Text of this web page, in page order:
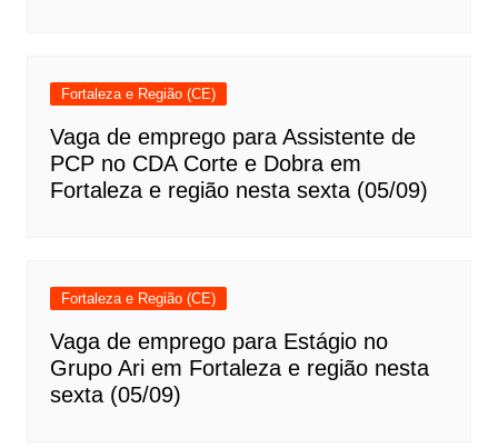
Fortaleza e Região (CE)
Vaga de emprego para Assistente de
PCP no CDA Corte e Dobra em
Fortaleza e região nesta sexta (05/09)
Fortaleza e Região (CE)
Vaga de emprego para Estágio no
Grupo Ari em Fortaleza e região nesta
sexta (05/09)